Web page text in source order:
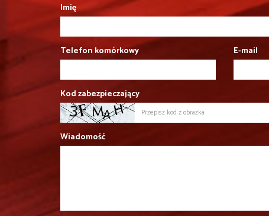
Imię
Telefon komórkowy E-mail
Kod zabezpieczający
Wiadomość